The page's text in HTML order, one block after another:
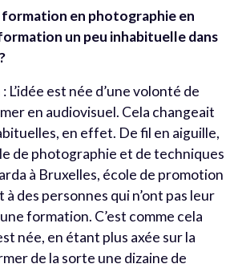
formation en photographie en
un peu inhabituelle dans
L’idée est née d’une volonté de
en audiovisuel. Cela changeait
en effet. De fil en aiguille,
de photographie et de techniques
à Bruxelles, école de promotion
des personnes qui n’ont pas leur
une formation. C’est comme cela
née, en étant plus axée sur la
de la sorte une dizaine de